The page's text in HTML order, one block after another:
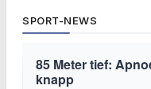
SPORT-NEWS
85 Meter tief:
knapp